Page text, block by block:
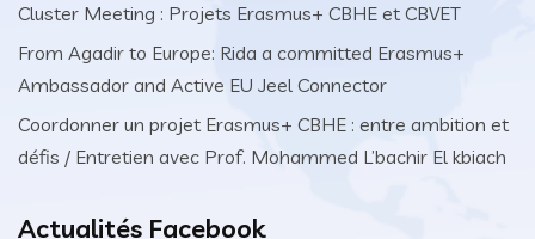
Cluster Meeting : Projets Erasmus+ CBHE et CBVET
From Agadir to Europe: Rida a committed Erasmus+
Ambassador and Active EU Jeel Connector
Coordonner un projet Erasmus+ CBHE : entre ambition et
défis / Entretien avec Prof. Mohammed L’bachir El kbiach
Actualités Facebook